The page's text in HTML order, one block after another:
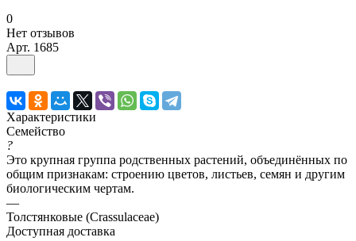
0
Нет отзывов
Арт. 1685
Характеристики
Семейство
?
Это крупная группа родственных растений, объединённых по
общим признакам: строению цветов, листьев, семян и другим
биологическим чертам.
—
Толстянковые (Crassulaceae)
Доступная доставка